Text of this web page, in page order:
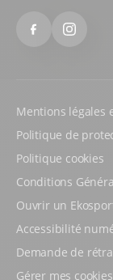
Facebook
Mentions légales
Politique de
Politique cookies
Conditions
Ouvrir un
Accessibilité
Demande de
Gérer mes cookies